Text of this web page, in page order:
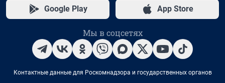
Google Play App Store
Мы в соцсетях
Контактные данные для Роскомнадзора и государственных органов